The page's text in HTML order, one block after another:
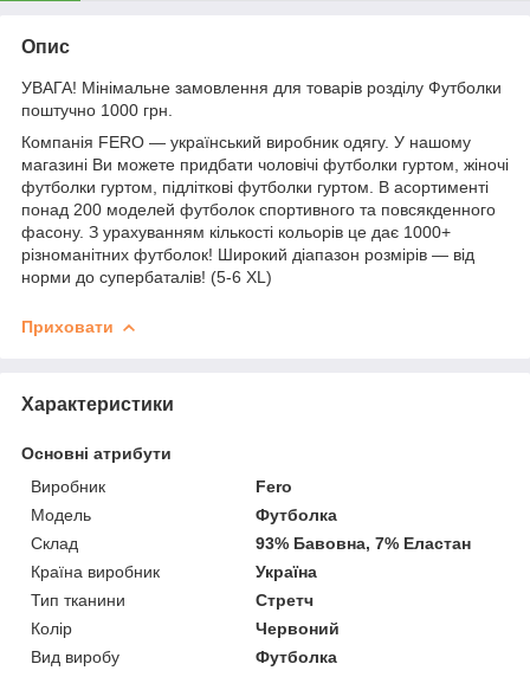
Опис
УВАГА! Мінімальне замовлення для товарів розділу Футболки
поштучно 1000 грн.
Компанія FERO — український виробник одягу. У нашому
магазині Ви можете придбати чоловічі футболки гуртом, жіночі
футболки гуртом, підліткові футболки гуртом. В асортименті
понад 200 моделей футболок спортивного та повсякденного
фасону. З урахуванням кількості кольорів це дає 1000+
різноманітних футболок! Широкий діапазон розмірів — від
норми до супербаталів! (5-6 XL)
Приховати
Характеристики
Основні атрибути
Виробник
Fero
Модель
Футболка
Склад
93% Бавовна, 7% Еластан
Країна виробник
Україна
Тип тканини
Стретч
Колір
Червоний
Вид виробу
Футболка